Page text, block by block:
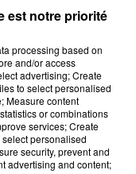
est notre priorité
processing based on
and/or access
advertising; Create
to select personalised
Measure content
or combinations
services; Create
personalised
security, prevent and
advertising and content;